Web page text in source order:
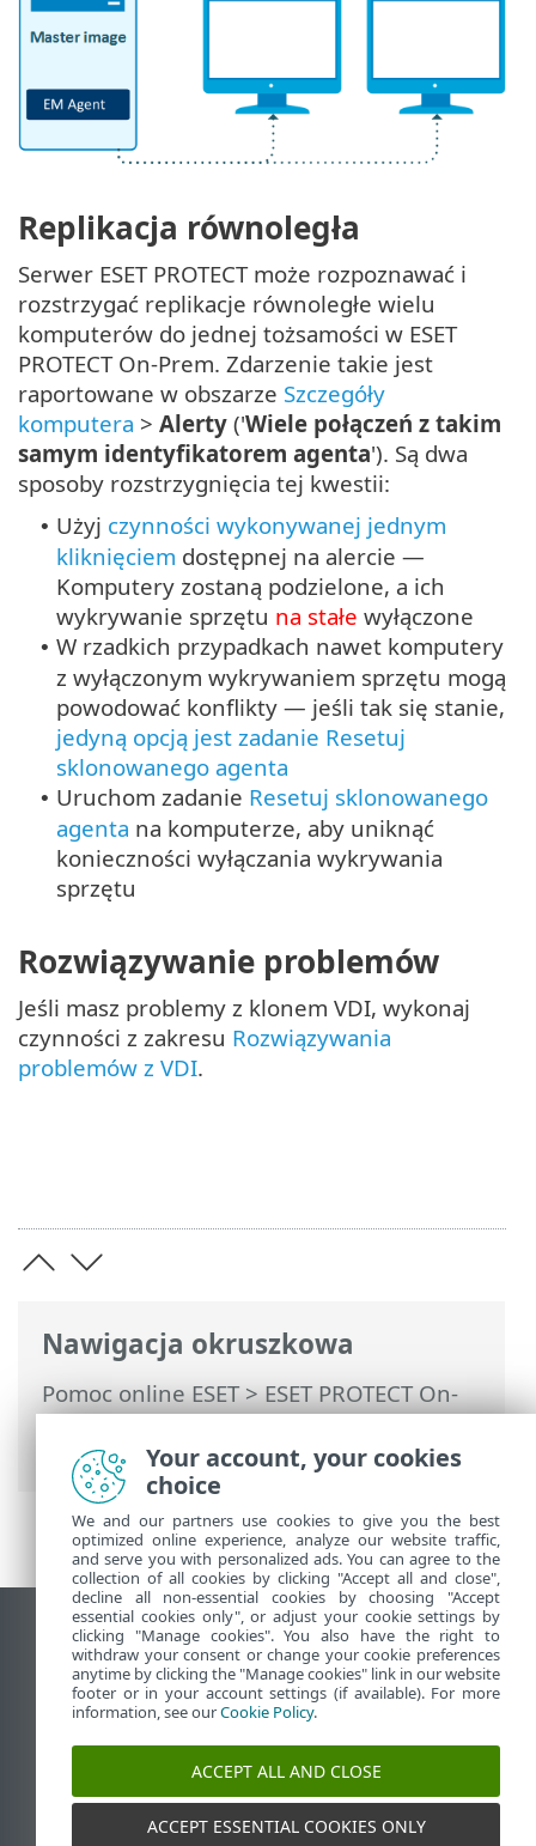
Nawigacja okruszkowa
Pomoc online ESET>ESET PROTECT On-
Prem>Pierwsze kroki> VDI, klonowanie
i wykrywanie sprzętu
Replikacja równoległa
Serwer ESET PROTECT może rozpoznawać i
rozstrzygać replikacje równoległe wielu
komputerów do jednej tożsamości w ESET
PROTECT On-Prem. Zdarzenie takie jest
raportowane w obszarze Szczegóły
komputera > Alerty ('Wiele połączeń z takim
samym identyfikatorem agenta'). Są dwa
sposoby rozstrzygnięcia tej kwestii:
• Użyj czynności wykonywanej jednym
kliknięciem dostępnej na alercie —
Komputery zostaną podzielone, a ich
wykrywanie sprzętu na stałe wyłączone
• W rzadkich przypadkach nawet komputery
z wyłączonym wykrywaniem sprzętu mogą
powodować konflikty — jeśli tak się stanie,
jedyną opcją jest zadanie Resetuj
sklonowanego agenta
• Uruchom zadanie Resetuj sklonowanego
agenta na komputerze, aby uniknąć
konieczności wyłączania wykrywania
sprzętu
Rozwiązywanie problemów
Jeśli masz problemy z klonem VDI, wykonaj
czynności z zakresu Rozwiązywania
problemów z VDI.
Wyświetl witrynę internetową dla
komputerów
End of Life
Baza wiedzy ESET
Forum ESET
ESET Status Portal
Pomoc regionalna
Your account, your cookies
choice
We and our partners use cookies to give you the best
optimized online experience, analyze our website traffic,
and serve you with personalized ads. You can agree to the
collection of all cookies by clicking "Accept all and close",
decline all non-essential cookies by choosing "Accept
essential cookies only", or adjust your cookie settings by
clicking "Manage cookies". You also have the right to
withdraw your consent or change your cookie preferences
anytime by clicking the "Manage cookies" link in our website
footer or in your account settings (if available). For more
information, see ourCookie Policy.
ACCEPT ALL AND CLOSE
ACCEPT ESSENTIAL COOKIES ONLY